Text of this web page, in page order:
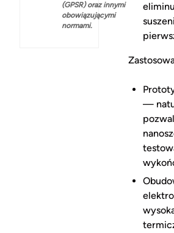
(GPSR) oraz innymi
obowiązującymi
normami.
—